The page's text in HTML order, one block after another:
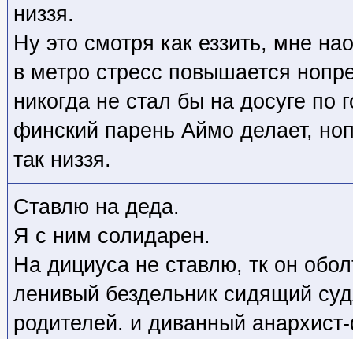
низзя.
Ну это смотря как еззить, мне
в метро стресс повышается
никогда не стал бы на досуге по
финский парень Аймо делает,
так низзя.
Ставлю на деда.
Я с ним солидарен.
На дициуса не ставлю, тк он
ленивый бездельник сидящий
родителей. и диванный